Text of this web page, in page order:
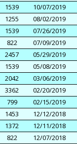
1539
10/07/2019
1255
08/02/2019
1539
07/26/2019
822
07/09/2019
2457
05/29/2019
1539
05/08/2019
2042
03/06/2019
3362
02/20/2019
799
02/15/2019
1453
12/12/2018
1372
12/11/2018
822
12/07/2018